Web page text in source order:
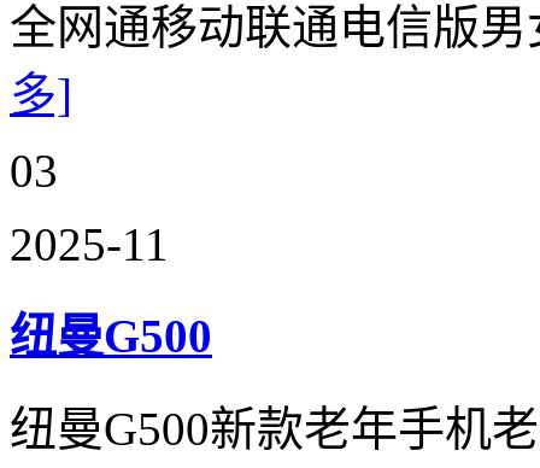
全网通移动联通电信版
多]
03
2025-11
纽曼G500
纽曼G500新款老年手机